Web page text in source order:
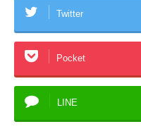
Twitter
Pocket
LINE